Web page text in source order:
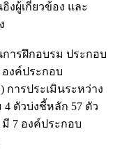
งผู้เกี่ยวข้อง และ
ารฝึกอบรม ประกอบ
องค์ประกอบ
การประเมินระหว่าง
ตัวบ่งชี้หลัก 57 ตัว
7 องค์ประกอบ